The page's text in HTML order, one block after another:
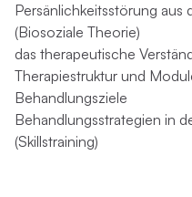
Persänlichkeitsstörung aus
(Biosoziale Theorie)
das therapeutische
Therapiestruktur und
Behandlungsziele
Behandlungsstrategien in
(Skillstraining)